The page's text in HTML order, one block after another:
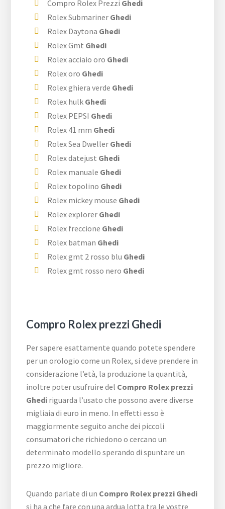
Compro Rolex Prezzi Ghedi
Rolex Submariner Ghedi
Rolex Daytona Ghedi
Rolex Gmt Ghedi
Rolex acciaio oro Ghedi
Rolex oro Ghedi
Rolex ghiera verde Ghedi
Rolex hulk Ghedi
Rolex PEPSI Ghedi
Rolex 41 mm Ghedi
Rolex Sea Dweller Ghedi
Rolex datejust Ghedi
Rolex manuale Ghedi
Rolex topolino Ghedi
Rolex mickey mouse Ghedi
Rolex explorer Ghedi
Rolex freccione Ghedi
Rolex batman Ghedi
Rolex gmt 2 rosso blu Ghedi
Rolex gmt rosso nero Ghedi
Compro Rolex prezzi Ghedi
Per sapere esattamente quando potete spendere
per un orologio come un Rolex, si deve prendere in
considerazione l’età, la produzione la quantità,
inoltre poter usufruire del Compro Rolex prezzi
Ghedi riguarda l’usato che possono avere diverse
migliaia di euro in meno. In effetti esso è
maggiormente seguito anche dei piccoli
consumatori che richiedono o cercano un
determinato modello sperando di spuntare un
prezzo migliore.
Quando parlate di un Compro Rolex prezzi Ghedi
si ha a che fare con una ardua lotta tra le vostre